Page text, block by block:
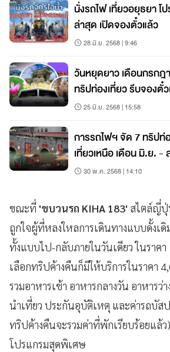
นั่งรถไฟ เที่ยวอยุธยา โ
ล่าสุด เปิดจองตั๋วแล้ว
28 มิ.ย. 2568 | 9:46
วันหยุดยาว เดือนกรก
ทริปท่องเที่ยว รีบจองตั๋
25 มิ.ย. 2568 | 15:58
การรถไฟฯ จัด 7 ทริปท่
เที่ยวเหนือ เดือน มิ.ย. -
30 พ.ค. 2568 | 14:10
ขณะที่ 'ขบวนรถ KIHA 183' สไตล์ญี่ปุ่
ถูกใจผู้ที่หลงใหลการเดินทางแบบดั้งเดิ
ทั้งแบบไป-กลับภายในวันเดียว ในราค
เลือกทริปค้างคืนก็มีให้บริการในราคา
รวมอาหารเช้า อาหารกลางวัน อาหารว่
นำเที่ยว ประกันอุบัติเหตุ และค่ารถบัส
ทริปค้างคืนจะรวมค่าที่พักเรียบร้อยแล้ว
โปรแกรมสุดพิเศษ